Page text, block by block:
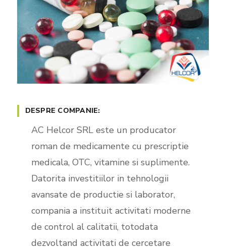
DESPRE COMPANIE:
AC Helcor SRL este un producator
roman de medicamente cu prescriptie
medicala, OTC, vitamine si suplimente.
Datorita investitiilor in tehnologii
avansate de productie si laborator,
compania a instituit activitati moderne
de control al calitatii, totodata
dezvoltand activitati de cercetare